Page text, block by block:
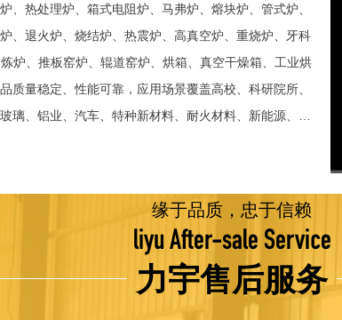
热处理炉、箱式电阻炉、马弗炉、熔块炉、管式炉、
、退火炉、烧结炉、热震炉、高真空炉、重烧炉、牙科
炉、推板窑炉、辊道窑炉、烘箱、真空干燥箱、工业烘
量稳定、性能可靠，应用场景覆盖高校、科研院所、
、铝业、汽车、特种新材料、耐火材料、新能源、航
，并出口至海外多个国家和地区。 近年来，公司通
质量管理体系认证，主营业务收入保持稳步增长，国
品技术方面，公司坚持精益求精、持续创新，自主
权威认证。产品具备升温快、节能效果显著、温控精
可编程自动升降温及保温、炉体表面温度接近室温等特
优势，获得多项官方资质认定：高新 技术企业、科
、河南省专精特新企业。 我们坚持以科技促生产，
缘于品质，忠于信赖
liyu After-sale Service
力宇售后服务